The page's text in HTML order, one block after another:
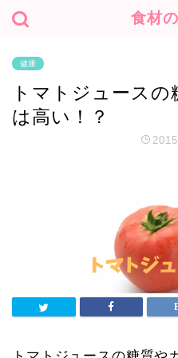
食材
健康
トマトジュース
は高い！？